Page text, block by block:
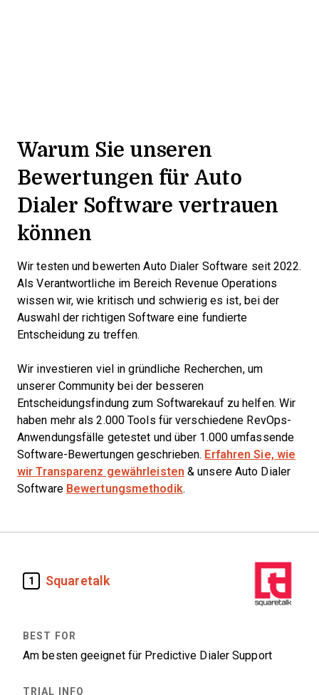
Warum Sie unseren
Bewertungen für Auto
Dialer Software vertrauen
können
Wir testen und bewerten Auto Dialer Software seit 2022.
Als Verantwortliche im Bereich Revenue Operations
wissen wir, wie kritisch und schwierig es ist, bei der
Auswahl der richtigen Software eine fundierte
Entscheidung zu treffen.
Wir investieren viel in gründliche Recherchen, um
unserer Community bei der besseren
Entscheidungsfindung zum Softwarekauf zu helfen. Wir
haben mehr als 2.000 Tools für verschiedene RevOps-
Anwendungsfälle getestet und über 1.000 umfassende
Software-Bewertungen geschrieben. Erfahren Sie, wie
wir Transparenz gewährleisten & unsere Auto Dialer
Software Bewertungsmethodik.
1 Squaretalk
Am besten geeignet für Predictive Dialer Support